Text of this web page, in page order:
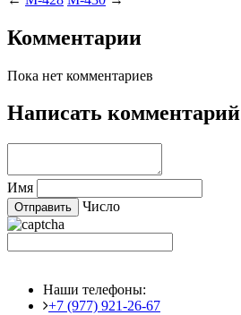
Комментарии
Пока нет комментариев
Написать комментарий
Имя
Число
Наши телефоны:
+7 (977) 921-26-67